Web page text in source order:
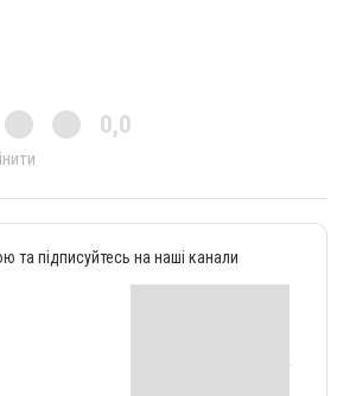
0,0
та підписуйтесь на наші канали